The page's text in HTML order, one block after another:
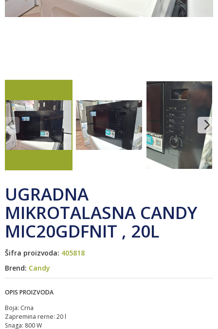
UGRADNA
MIKROTALASNA CANDY
MIC20GDFNIT , 20L
Šifra proizvoda: 405818
Brend: Candy
OPIS PROIZVODA
Boja: Crna
Zapremina rerne: 20 l
Snaga: 800 W